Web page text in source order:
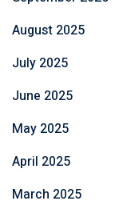
August 2025
July 2025
June 2025
May 2025
April 2025
March 2025